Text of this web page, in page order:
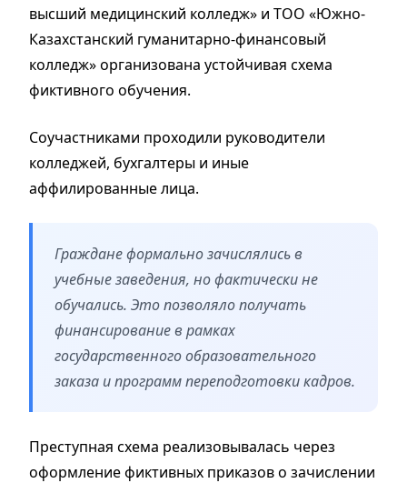
высший медицинский колледж» и ТОО «Южно-
Казахстанский гуманитарно-финансовый
колледж» организована устойчивая схема
фиктивного обучения.
Соучастниками проходили руководители
колледжей, бухгалтеры и иные
аффилированные лица.
Граждане формально зачислялись в
учебные заведения, но фактически не
обучались. Это позволяло получать
финансирование в рамках
государственного образовательного
заказа и программ переподготовки кадров.
Преступная схема реализовывалась через
оформление фиктивных приказов о зачислении